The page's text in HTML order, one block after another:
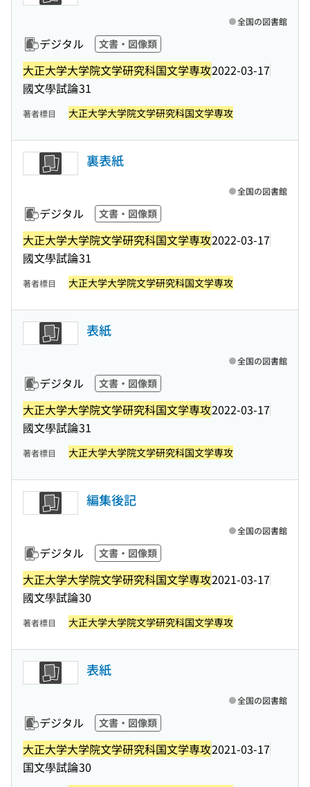
デジタル 文書・図像類
大正大学大学院文学研究科国文学専攻2022-03-17
國文學試論31
全国の図書館
著者標目 大正大学大学院文学研究科国文学専攻
裏表紙
デジタル 文書・図像類
大正大学大学院文学研究科国文学専攻2022-03-17
國文學試論31
全国の図書館
著者標目 大正大学大学院文学研究科国文学専攻
表紙
デジタル 文書・図像類
大正大学大学院文学研究科国文学専攻2022-03-17
國文學試論31
全国の図書館
著者標目 大正大学大学院文学研究科国文学専攻
編集後記
デジタル 文書・図像類
大正大学大学院文学研究科国文学専攻2021-03-17
國文學試論30
全国の図書館
著者標目 大正大学大学院文学研究科国文学専攻
表紙
デジタル 文書・図像類
大正大学大学院文学研究科国文学専攻2021-03-17
国文學試論30
全国の図書館